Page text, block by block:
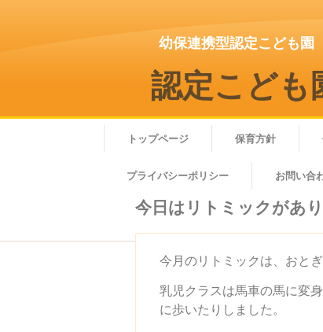
認定こども
幼保連携型認定こども園
トップページ 保育方針
プライバシーポリシー お問い合
今日はリトミックがあ
今月のリトミックは、おと
乳児クラスは馬車の馬に変
に歩いたりしました。